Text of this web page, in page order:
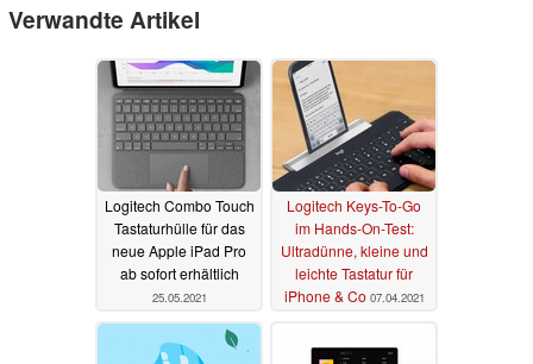
Verwandte Artikel
Logitech Combo Touch
Tastaturhülle für das
neue Apple iPad Pro
ab sofort erhältlich
25.05.2021
Logitech Keys-To-Go
im Hands-On-Test:
Ultradünne, kleine und
leichte Tastatur für
iPhone & Co 07.04.2021